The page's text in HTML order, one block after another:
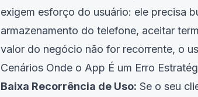
exigem esforço do usuário: ele precisa
armazenamento do telefone, aceitar
valor do negócio não for recorrente, o
Cenários Onde o App É um Erro
Baixa Recorrência de Uso: Se o seu